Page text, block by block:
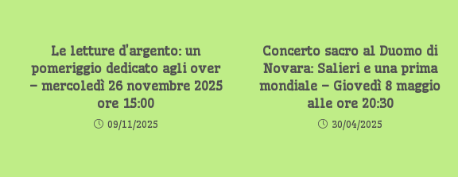
Le letture d’argento: un
pomeriggio dedicato agli over
– mercoledì 26 novembre 2025
ore 15:00
09/11/2025
Concerto sacro al Duomo di
Novara: Salieri e una prima
mondiale – Giovedì 8 maggio
alle ore 20:30
30/04/2025